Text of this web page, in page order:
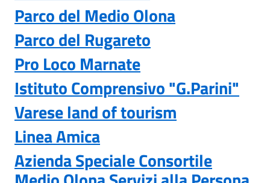
Parco del Medio Olona
Parco del Rugareto
Pro Loco Marnate
Istituto Comprensivo "G.Parini"
Varese land of tourism
Linea Amica
Azienda Speciale Consortile